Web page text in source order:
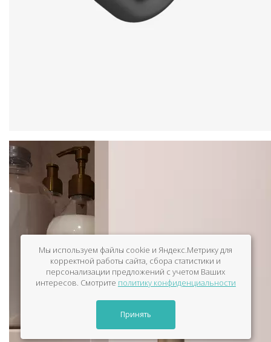
Мы используем файлы cookie и Яндекс.Метрику для
корректной работы сайта, сбора статистики и
персонализации предложений с учетом Ваших
интересов. Смотрите политику конфиденциальности
Принять